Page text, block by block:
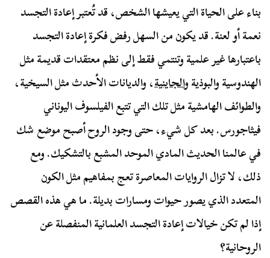
بناء على الحياة التي يعيشها الشخص، قد تُعتبر إعادة التجسد
نعمة أو لعنة. قد يكون من السهل رفض فكرة إعادة التجسد
باعتبارها غير علمية وتنتمي فقط إلى نظم معتقدات قديمة مثل
الهندوسية والبوذية والجاينية، والديانات الأحدث مثل السيخية،
والطوائف الهامشية مثل تلك التي تتبع الفيلسوف اليوناني
فيثاجورس. بعد كل شيء، حتى وجود الروح أصبح موضع شك
في عالمنا الحديث المادي الموحد المشبع بالتشكيك. ومع
ذلك، لا تزال الروايات المعاصرة تعج بمفاهيم مثل الكون
المتعدد الذي يصور حيوات ومسارات بديلة. ما هي هذه القصص
إذا لم تكن خيالات إعادة التجسد العلمانية المنفصلة عن
الروحانية؟